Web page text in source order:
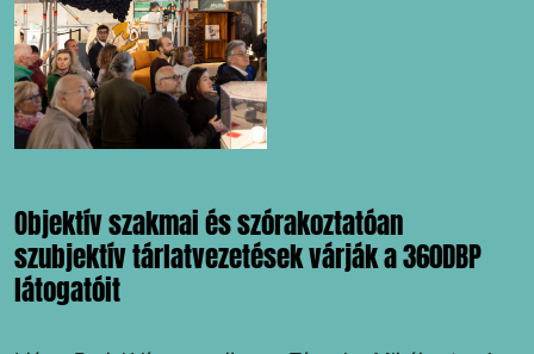
Objektív szakmai és szórakoztatóan
szubjektív tárlatvezetések várják a 360DBP
látogatóit